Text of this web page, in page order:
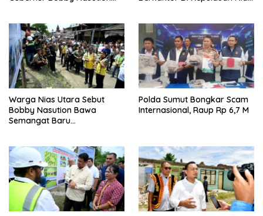
Warga Nias Utara Sebut
Bobby Nasution Bawa
Semangat Baru
Polda Sumut Bongkar Scam
Internasional, Raup Rp 6,7 M